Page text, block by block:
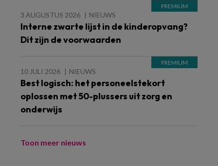
3 AUGUSTUS 2026 NIEUWS
Interne zwarte lijst in de kinderopvang?
Dit zijn de voorwaarden
10 JULI 2026 NIEUWS
Best logisch: het personeelstekort
oplossen met 50-plussers uit zorg en
onderwijs
Toon meer nieuws